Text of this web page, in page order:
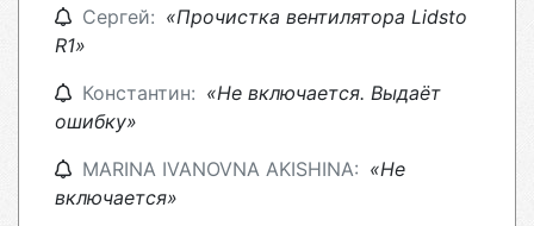
Сергей: «Прочистка вентилятора Lidsto
R1»
Константин: «Не включается. Выдаёт
ошибку»
MARINA IVANOVNA AKISHINA: «Не
включается»